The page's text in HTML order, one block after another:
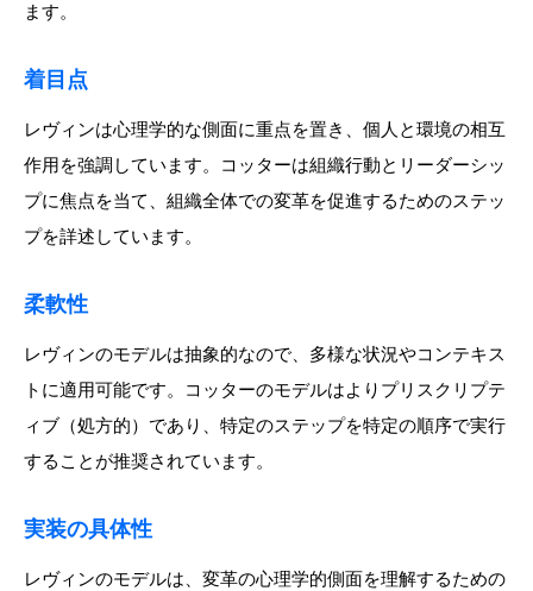
ます。
着目点
レヴィンは心理学的な側面に重点を置き、個人と環境の相互
作用を強調しています。コッターは組織行動とリーダーシッ
プに焦点を当て、組織全体での変革を促進するためのステッ
プを詳述しています。
柔軟性
レヴィンのモデルは抽象的なので、多様な状況やコンテキス
トに適用可能です。コッターのモデルはよりプリスクリプテ
ィブ（処方的）であり、特定のステップを特定の順序で実行
することが推奨されています。
実装の具体性
レヴィンのモデルは、変革の心理学的側面を理解するための